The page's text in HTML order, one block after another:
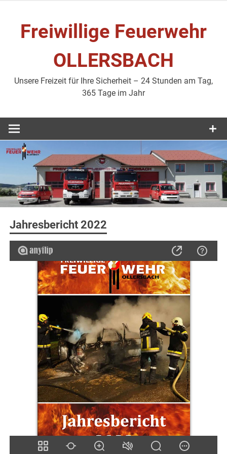
springenFreiwillige Feuerwehr
OLLERSBACH
Unsere Freizeit für Ihre Sicherheit – 24 Stunden am Tag,
365 Tage im Jahr
Jahresbericht 2022